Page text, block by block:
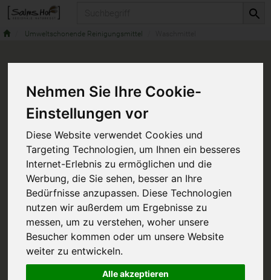
Nehmen Sie Ihre Cookie-
Einstellungen vor
Diese Website verwendet Cookies und
Targeting Technologien, um Ihnen ein besseres
Internet-Erlebnis zu ermöglichen und die
Werbung, die Sie sehen, besser an Ihre
Bedürfnisse anzupassen. Diese Technologien
nutzen wir außerdem um Ergebnisse zu
messen, um zu verstehen, woher unsere
Besucher kommen oder um unsere Website
weiter zu entwickeln.
Alle akzeptieren
Umweltschonende Reinigungsmittel